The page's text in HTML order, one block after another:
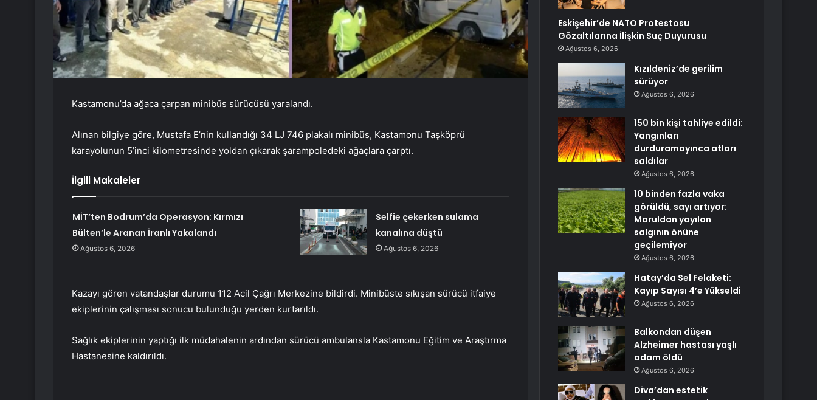
Kastamonu’da ağaca çarpan minibüs sürücüsü yaralandı.
Alınan bilgiye göre, Mustafa E’nin kullandığı 34 LJ 746 plakalı minibüs, Kastamonu Taşköprü
karayolunun 5’inci kilometresinde yoldan çıkarak şarampoledeki ağaçlara çarptı.
İlgili Makaleler
MİT’ten Bodrum’da Operasyon: Kırmızı
Bülten’le Aranan İranlı Yakalandı
Ağustos 6, 2026
Selfie çekerken sulama
kanalına düştü
Ağustos 6, 2026
Kazayı gören vatandaşlar durumu 112 Acil Çağrı Merkezine bildirdi. Minibüste sıkışan sürücü itfaiye
ekiplerinin çalışması sonucu bulunduğu yerden kurtarıldı.
Sağlık ekiplerinin yaptığı ilk müdahalenin ardından sürücü ambulansla Kastamonu Eğitim ve Araştırma
Hastanesine kaldırıldı.
Eskişehir’de NATO Protestosu
Gözaltılarına İlişkin Suç Duyurusu
Ağustos 6, 2026
Kızıldeniz’de gerilim
sürüyor
Ağustos 6, 2026
150 bin kişi tahliye edildi:
Yangınları
durduramayınca atları
saldılar
Ağustos 6, 2026
10 binden fazla vaka
görüldü, sayı artıyor:
Maruldan yayılan
salgının önüne
geçilemiyor
Ağustos 6, 2026
Hatay’da Sel Felaketi:
Kayıp Sayısı 4’e Yükseldi
Ağustos 6, 2026
Balkondan düşen
Alzheimer hastası yaşlı
adam öldü
Ağustos 6, 2026
Diva’dan estetik